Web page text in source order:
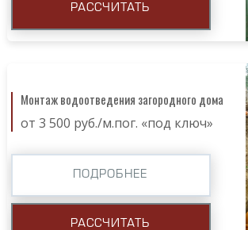
РАССЧИТАТЬ
Монтаж водоотведения загородного дома
от 3 500 руб./м.пог. «под ключ»
ПОДРОБНЕЕ
РАССЧИТАТЬ